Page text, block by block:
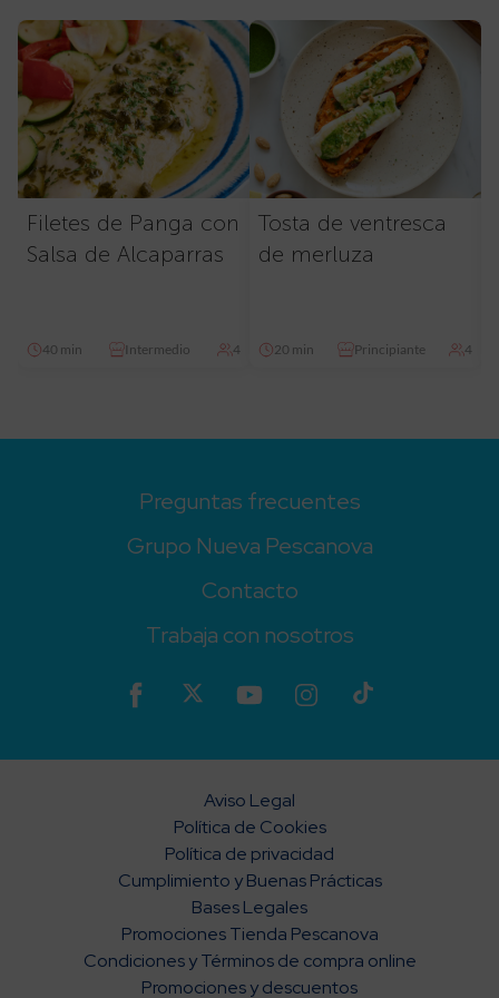
Filetes de Panga con
Salsa de Alcaparras
40 min Intermedio 4
Tosta de ventresca
de merluza
20 min Principiante 4
Preguntas frecuentes
Grupo Nueva Pescanova
Contacto
Trabaja con nosotros
Aviso Legal
Política de Cookies
Política de privacidad
Cumplimiento y Buenas Prácticas
Bases Legales
Promociones Tienda Pescanova
Condiciones y Términos de compra online
Promociones y descuentos